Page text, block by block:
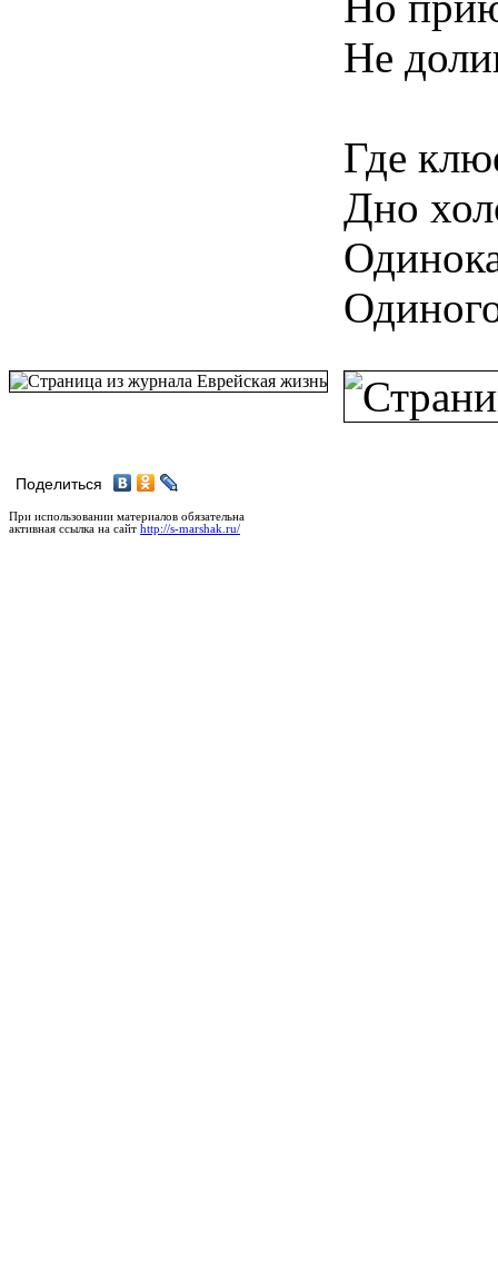
Не
Где
Дно
Поделиться
При использовании материалов обязательна
активная ссылка на сайт http://s-marshak.ru/